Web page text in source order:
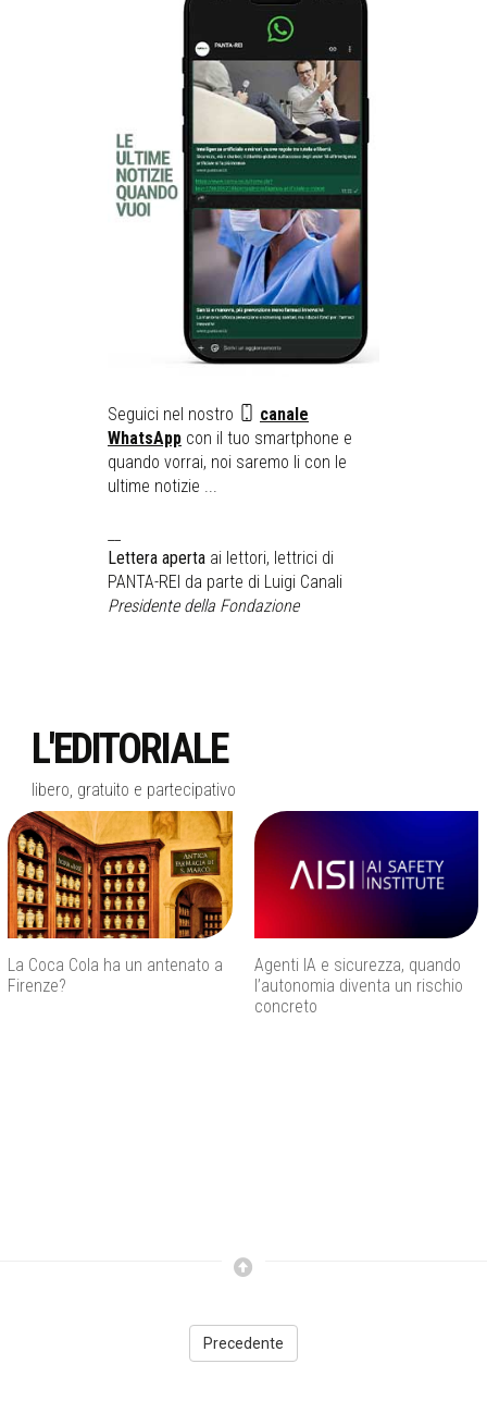
Seguici nel nostro
canale
WhatsApp con il tuo smartphone e
quando vorrai, noi saremo li con le
ultime notizie ...
Lettera aperta ai lettori, lettrici di
PANTA-REI da parte di Luigi Canali
Presidente della Fondazione
L'EDITORIALE
libero, gratuito e partecipativo
La Coca Cola ha un antenato a
Firenze?
Agenti IA e sicurezza, quando
l’autonomia diventa un rischio
concreto
Precedente